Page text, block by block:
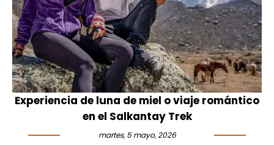
Experiencia de luna de miel o viaje romántico
en el Salkantay Trek
martes, 5 mayo, 2026